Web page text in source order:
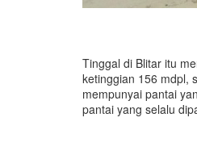
Tinggal di Blitar itu
ketinggian 156 mdpl,
mempunyai pantai
pantai yang selalu